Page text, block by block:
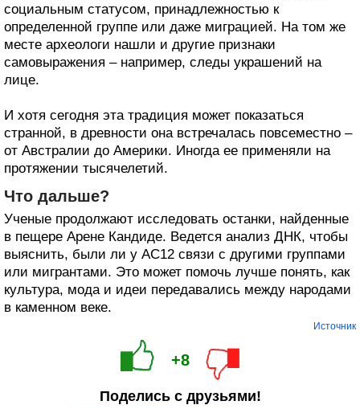
социальным статусом, принадлежностью к
определенной группе или даже миграцией. На том же
месте археологи нашли и другие признаки
самовыражения – например, следы украшений на
лице.
И хотя сегодня эта традиция может показаться
странной, в древности она встречалась повсеместно –
от Австралии до Америки. Иногда ее применяли на
протяжении тысячелетий.
Что дальше?
Ученые продолжают исследовать останки, найденные
в пещере Арене Кандиде. Ведется анализ ДНК, чтобы
выяснить, были ли у AC12 связи с другими группами
или мигрантами. Это может помочь лучше понять, как
культура, мода и идеи передавались между народами
в каменном веке.
Источник
+8
Поделись с друзьями!